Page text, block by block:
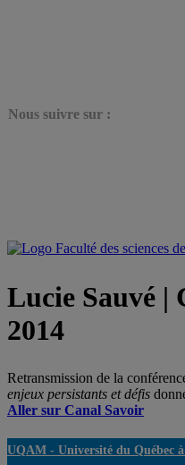
Nous suivre sur :
Lucie Sauvé |
2014
Retransmission de la
enjeux persistants et défis
Aller sur Canal Savoir
UQAM - Université du Québec